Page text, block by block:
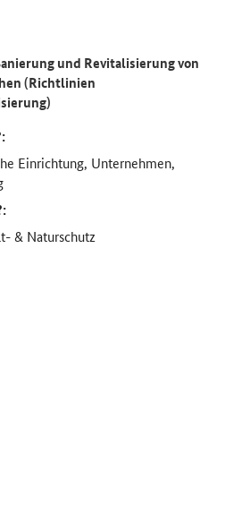
und Revitalisierung von
(Richtlinien
Einrichtung, Unternehmen,
& Naturschutz